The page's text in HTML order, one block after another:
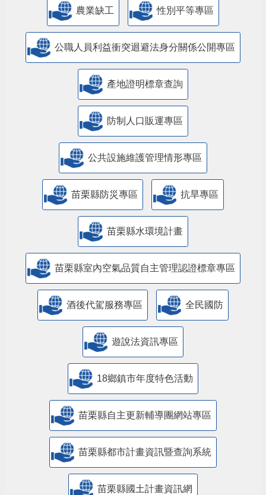
農業缺工 性別平等專區
公職人員利益衝突迴避法身分關係公開專區
產地證明標章查詢
防制人口販運專區
​公共設施維護管理情形專區
苗栗縣防災專區 抗旱專區
苗栗縣水環境計畫
苗栗縣室內空氣品質自主管理認證標章專區
酒後代駕服務專區 全民國防
遊說法資訊專區
18鄉鎮市年度特色活動
苗栗縣自主更新輔導團網站專區
苗栗縣都市計畫資訊暨查詢系統
苗栗縣國土計畫資訊網